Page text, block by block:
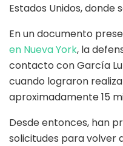
Estados Unidos, donde
En un documento
en Nueva York, la
contacto con García
cuando lograron
aproximadamente 15
Desde entonces, han
solicitudes para volver